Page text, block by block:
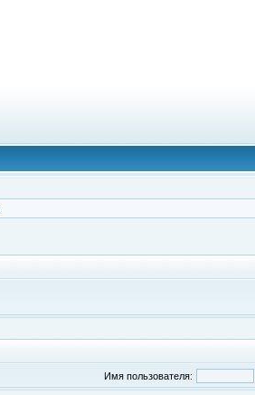
Имя пользователя: